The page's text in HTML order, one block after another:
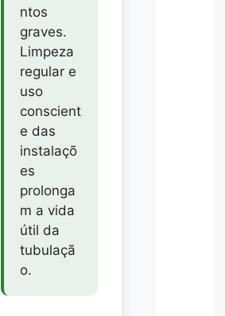
ntos
graves.
Limpeza
regular e
uso
conscient
e das
instalaçõ
es
prolonga
m a vida
útil da
tubulaçã
o.